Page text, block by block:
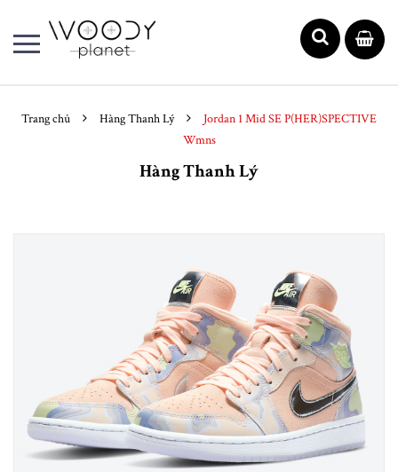
Trang chủ Hàng Thanh Lý
Jordan 1 Mid SE P(HER)SPECTIVE
Wmns
Hàng Thanh Lý